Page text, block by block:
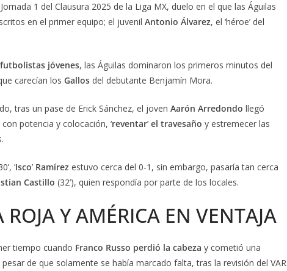
1 del Clausura 2025 de la Liga MX, duelo en el que las Águilas
en el primer equipo; el juvenil Antonio Álvarez, el ‘héroe’ del
jóvenes, las Águilas dominaron los primeros minutos del
carecían los Gallos del debutante Benjamín Mora.
tras un pase de Erick Sánchez, el joven Aarón Arredondo llegó
potencia y colocación, ‘reventar’ el travesaño y estremecer las
‘Isco’ Ramírez estuvo cerca del 0-1, sin embargo, pasaría tan cerca
Castillo (32’), quien respondía por parte de los locales.
ROJA Y AMÉRICA EN VENTAJA
tiempo cuando Franco Russo perdió la cabeza y cometió una
pesar de que solamente se había marcado falta, tras la revisión del VAR